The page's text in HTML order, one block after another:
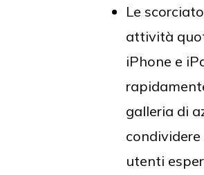
Le
attività
iPhone e
galleria di
utenti